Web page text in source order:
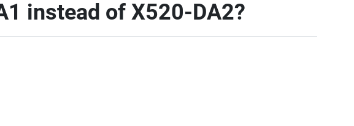
instead of X520-DA2?